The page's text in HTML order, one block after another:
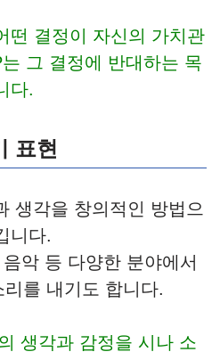
떤 결정이 자신의 가치관
그 결정에 반대하는 목
다.
표현
생각을 창의적인 방법으
니다.
악 등 다양한 분야에서
를 내기도 합니다.
생각과 감정을 시나 소